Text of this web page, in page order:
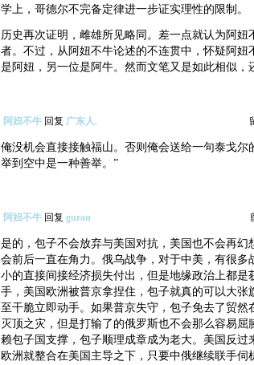
学上，哥德尔不完备定律进一步证实理性的限制。
历史再次证明，雌雄所见略同。差一点就认为阿妞
者。不过，从阿妞不牛论述的不连贯中，怀疑阿妞
是阿妞，另一位是阿牛。然而文笔又是如此相似，
阿妞不牛回复 广东人.
俺没机会直接接触福山。否则俺会送给一句泰戈尔
举到空中是一种善举。”
阿妞不牛回复 guran
是的，包子不会放弃与美国对抗，美国也不会再幻
会前后一直在角力。俄乌战争，对于中美，有很多
小的直接间接经济损失付出，但是地缘政治上都是
手，美国欧洲被普京拿捏住，包子就真的可以大张
至干脆立即动手。如果普京失守，包子免去了贸然
灭顶之灾，但是打输了的俄罗斯也不会那么容易屈
赖包子国支撑，包子顺理成章成为老大。美国反过
欧洲就整合在美国主导之下，只要中俄继续联手伺